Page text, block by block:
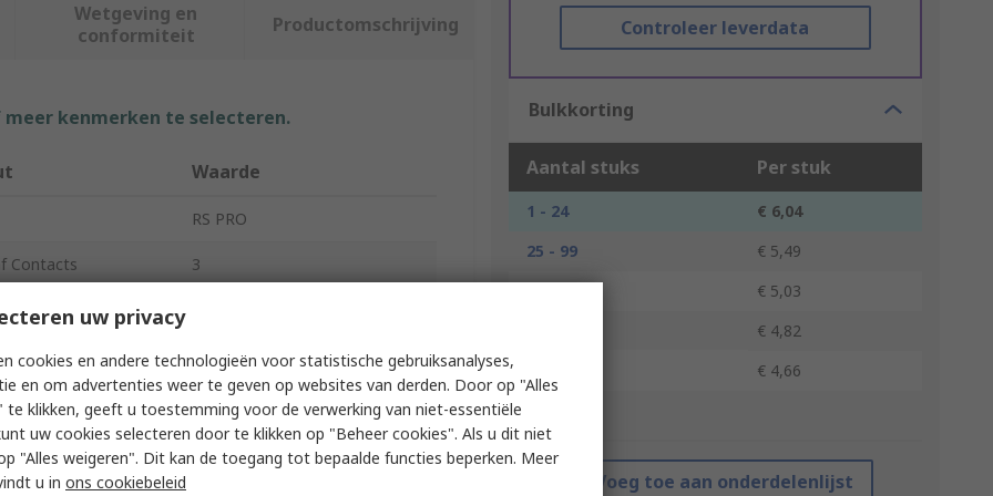
Controleer leverdata
Bulkkorting
Aantal stuks Per stuk
1 - 24
€ 6,04
25 - 99
€ 5,49
€ 5,03
€ 4,82
€ 4,66
*prijsindicatie
Voeg toe aan onderdelenlijst
Wetgeving en
conformiteit
Productomschrijving
kenmerken te selecteren.
Waarde
RS PRO
Contacts 3
16A
Cable
Straight
Gender
uw privacy
cookies en andere technologieën voor statistische gebruiksanalyses,
en om advertenties weer te geven op websites van derden. Door op "Alles
te klikken, geeft u toestemming voor de verwerking van niet-essentiële
uw cookies selecteren door te klikken op "Beheer cookies". Als u dit niet
"Alles weigeren". Dit kan de toegang tot bepaalde functies beperken. Meer
u in ons cookiebeleid